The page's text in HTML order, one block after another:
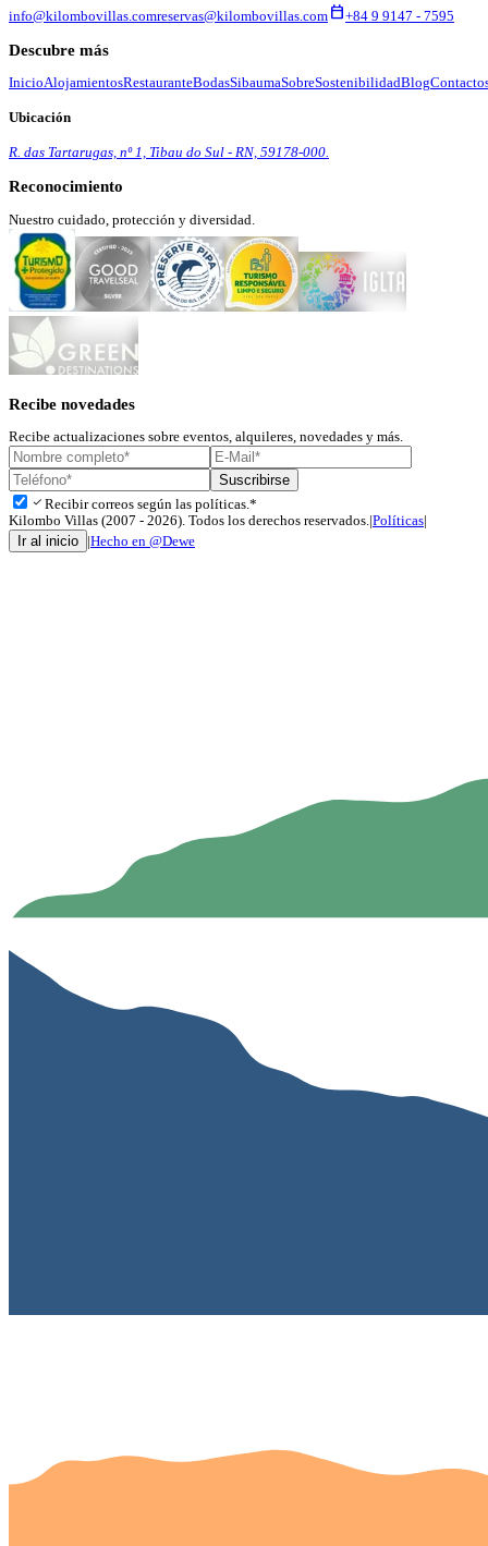
info@kilombovillas.comreservas@kilombovillas.com calendar_today+84 9 9147 - 7595
Descubre más
InicioAlojamientosRestauranteBodasSibaumaSobreSostenibilidadBlog
Ubicación
R. das Tartarugas, nº 1, Tibau do Sul - RN, 59178-000.
Reconocimiento
Nuestro cuidado, protección y diversidad.
Recibe novedades
Recibe actualizaciones sobre eventos, alquileres, novedades y más.
Suscribirse
check Recibir correos según las políticas.*
Kilombo Villas (2007 - 2026). Todos los derechos reservados. Políticas
Ir al inicio Hecho en @Dewe